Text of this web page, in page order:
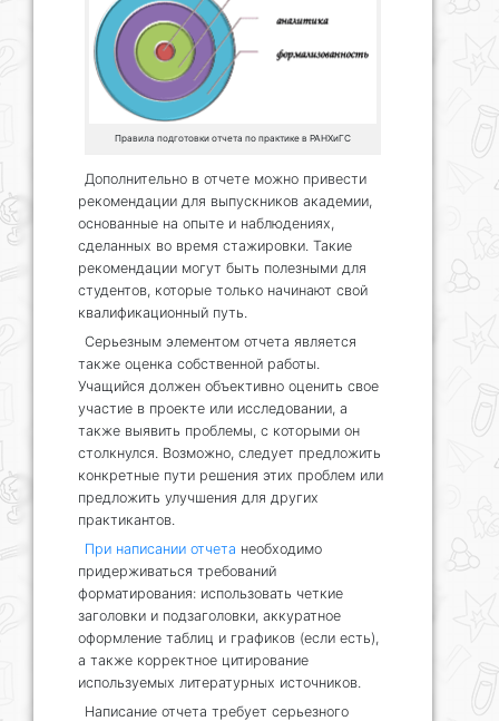
Правила подготовки отчета по практике в РАНХиГС
Дополнительно в отчете можно привести
рекомендации для выпускников академии,
основанные на опыте и наблюдениях,
сделанных во время стажировки. Такие
рекомендации могут быть полезными для
студентов, которые только начинают свой
квалификационный путь.
Серьезным элементом отчета является
также оценка собственной работы.
Учащийся должен объективно оценить свое
участие в проекте или исследовании, а
также выявить проблемы, с которыми он
столкнулся. Возможно, следует предложить
конкретные пути решения этих проблем или
предложить улучшения для других
практикантов.
При написании отчета необходимо
придерживаться требований
форматирования: использовать четкие
заголовки и подзаголовки, аккуратное
оформление таблиц и графиков (если есть),
а также корректное цитирование
используемых литературных источников.
Написание отчета требует серьезного